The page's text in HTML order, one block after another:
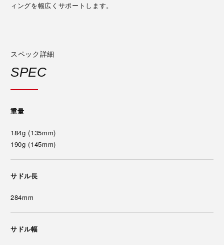
ィングを幅広くサポートします。
スペック詳細
SPEC
重量
184g (135mm)
190g (145mm)
サドル長
284mm
サドル幅